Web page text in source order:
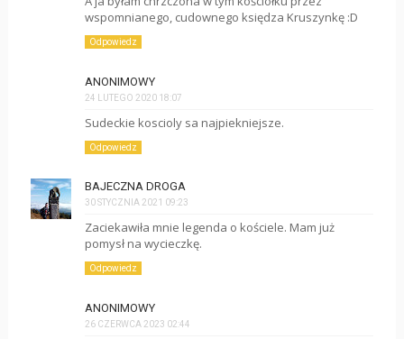
wspomnianego, cudownego księdza Kruszynkę :D
Odpowiedz
ANONIMOWY
24 LUTEGO 2020 18:07
Sudeckie koscioly sa najpiekniejsze.
Odpowiedz
BAJECZNA DROGA
30 STYCZNIA 2021 09:23
Zaciekawiła mnie legenda o kościele. Mam już
pomysł na wycieczkę.
Odpowiedz
ANONIMOWY
26 CZERWCA 2023 02:44